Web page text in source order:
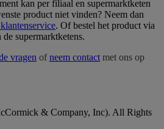
kan per filiaal en supermarktketen
product niet vinden? Neem dan
klantenservice. Of bestel het product via
supermarktketens.
vragen ofneem contact met ons op
& Company, Inc). All Rights